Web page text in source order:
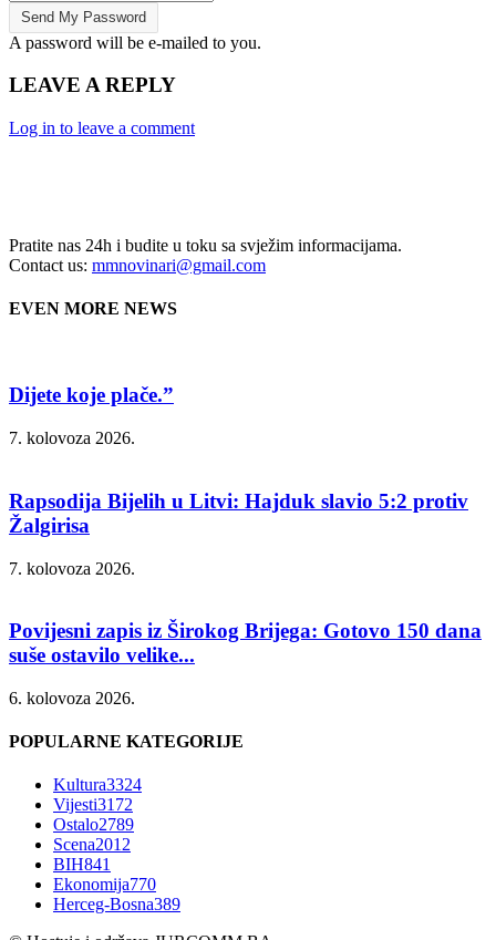
A password will be e-mailed to you.
LEAVE A REPLY
Log in to leave a comment
Pratite nas 24h i budite u toku sa svježim informacijama.
Contact us: mmnovinari@gmail.com
EVEN MORE NEWS
Dijete koje plače.”
7. kolovoza 2026.
Rapsodija Bijelih u Litvi: Hajduk slavio 5:2 protiv
Žalgirisa
7. kolovoza 2026.
Povijesni zapis iz Širokog Brijega: Gotovo 150 dana
suše ostavilo velike...
6. kolovoza 2026.
POPULARNE KATEGORIJE
Kultura3324
Vijesti3172
Ostalo2789
Scena2012
BIH841
Ekonomija770
Herceg-Bosna389